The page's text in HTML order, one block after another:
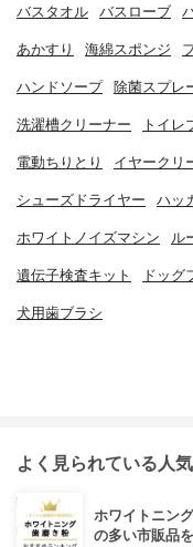
バスタオル バスローブ
あかすり 海綿スポンジ
ハンドソープ 除菌スプレ
洗濯槽クリーナー トイレ
電動ちりとり イヤークリ
シューズドライヤー ハッ
ホワイトノイズマシン ル
遺伝子検査キット ドッグ
犬用歯ブラシ
よく見られている人
ホワイトニン
の多い市販品